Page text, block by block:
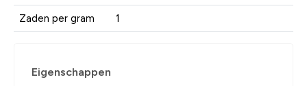
Zaden per gram 1
Eigenschappen